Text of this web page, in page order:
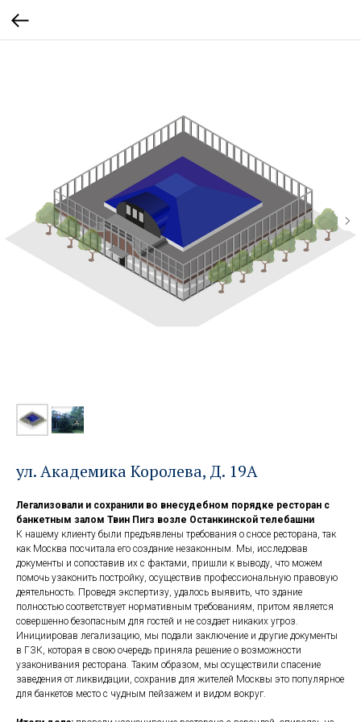
ул. Академика Королева, Д. 19А
Легализовали и сохранили во внесудебном порядке ресторан с
банкетным залом Твин Пигз возле Останкинской телебашни
К нашему клиенту были предъявлены требования о сносе ресторана, так
как Москва посчитала его создание незаконным. Мы, исследовав
документы и сопоставив их с фактами, пришли к выводу, что можем
помочь узаконить постройку, осуществив профессиональную правовую
деятельность. Проведя экспертизу, удалось выявить, что здание
полностью соответствует нормативным требованиям, притом является
совершенно безопасным для гостей и не создает никаких угроз.
Инициировав легализацию, мы подали заключение и другие документы
в ГЗК, которая в свою очередь приняла решение о возможности
узаконивания ресторана. Таким образом, мы осуществили спасение
заведения от ликвидации, сохранив для жителей Москвы это популярное
для банкетов место с чудным пейзажем и видом вокруг.